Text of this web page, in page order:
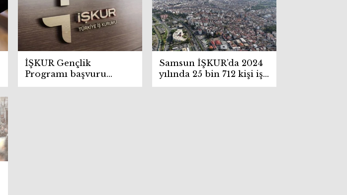
İŞKUR Gençlik
Programı başvuru
şartları! Kimler
Samsun İŞKUR’da 2024
yılında 25 bin 712 kişi işe
yerleştirildi